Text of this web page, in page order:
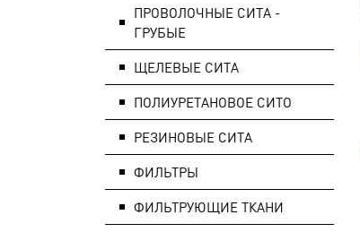
ПРОВОЛОЧНЫЕ СИТА -
ГРУБЫЕ
ЩЕЛЕВЫЕ СИТА
ПОЛИУРЕТАНОВОЕ СИТО
РЕЗИНОВЫЕ СИТА
ФИЛЬТРЫ
ФИЛЬТРУЮЩИЕ ТКАНИ